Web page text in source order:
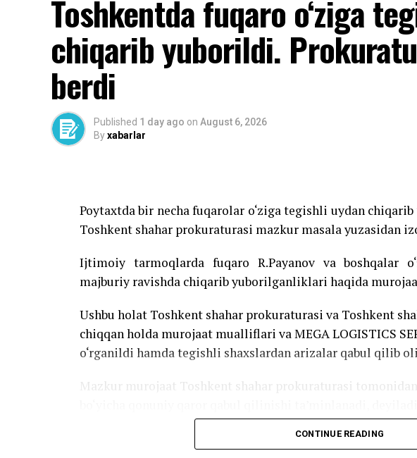
Toshkentda fuqaro o‘ziga
chiqarib yuborildi.
berdi
Published 1 day ago on August 6, 2026
Byxabarlar
Poytaxtda bir necha fuqarolar o‘ziga tegishli uydan
Toshkent shahar prokuraturasi mazkur masala yuzasidan
Ijtimoiy tarmoqlarda fuqaro R.Payanov va boshqalar
majburiy ravishda chiqarib yuborilganliklari haqida
Ushbu holat Toshkent shahar prokuraturasi va Toshkent
chiqqan holda murojaat mualliflari va MEGA LOGISTICS
o‘rganildi hamda tegishli shaxslardan arizalar qabul qilib
Mazkur murojaat Toshkent shahar prokuraturasi
CONTINUE READING